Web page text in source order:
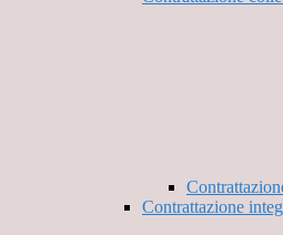
Contrattazione